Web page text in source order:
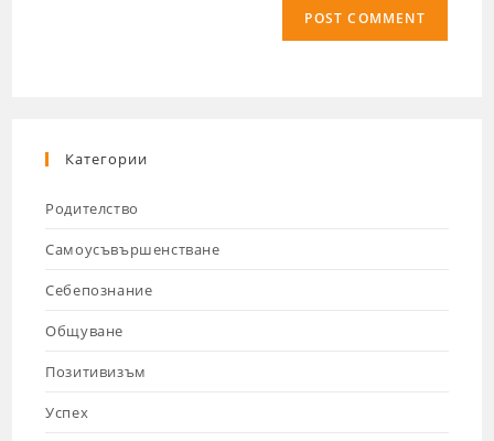
Категории
Родителство
Самоусъвършенстване
Себепознание
Общуване
Позитивизъм
Успех